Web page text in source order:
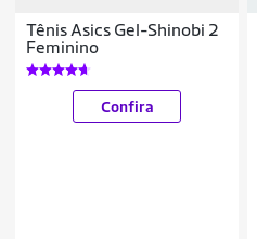
Tênis Asics Gel-Shinobi 2
Feminino
Confira